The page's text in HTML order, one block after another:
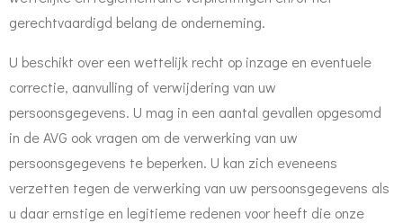
gerechtvaardigd belang de onderneming.
U beschikt over een wettelijk recht op inzage en eventuele
correctie, aanvulling of verwijdering van uw
persoonsgegevens. U mag in een aantal gevallen opgesomd
in de AVG ook vragen om de verwerking van uw
persoonsgegevens te beperken. U kan zich eveneens
verzetten tegen de verwerking van uw persoonsgegevens als
u daar ernstige en legitieme redenen voor heeft die onze